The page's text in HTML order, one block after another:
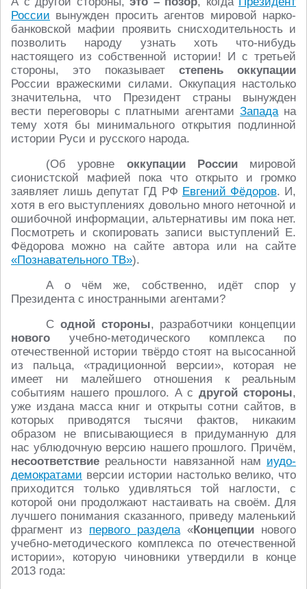
России вынужден просить агентов мировой нарко-
банковской мафии проявить снисходительность и
позволить народу узнать хоть что-нибудь
настоящего из собственной истории! И с третьей
стороны, это показывает степень оккупации
России вражескими силами. Оккупация настолько
значительна, что Президент страны вынужден
вести переговоры с платными агентамиЗападана
тему хотя бы минимального открытия подлинной
истории Руси и русского народа.
(Об уровне оккупации Россиимировой
сионистской мафией пока что открыто и громко
заявляет лишь депутат ГД РФ Евгений Фёдоров. И,
хотя в его выступлениях довольно много неточной и
ошибочной информации, альтернативы им пока нет.
Посмотреть и скопировать записи выступлений Е.
Фёдорова можно на сайте автора или на сайте
«Познавательного ТВ»).
А о чём же, собственно, идёт спор у
Президента с иностранными агентами?
С одной стороны, разработчики концепции
нового учебно-методического комплекса по
отечественной истории твёрдо стоят на высосанной
из пальца, «традиционной версии», которая не
имеет ни малейшего отношения к реальным
событиям нашего прошлого. А сдругой стороны,
уже издана масса книг и открыты сотни сайтов, в
которых приводятся тысячи фактов, никаким
образом не вписывающиеся в придуманную для
нас ублюдочную версию нашего прошлого. Причём,
несоответствие реальности навязанной нам иудо-
демократами версии истории настолько велико, что
приходится только удивляться той наглости, с
которой они продолжают настаивать на своём. Для
лучшего понимания сказанного, приведу маленький
фрагмент из первого раздела«Концепции нового
учебно-методического комплекса по отечественной
истории», которую чиновники утвердили в конце
2013 года: